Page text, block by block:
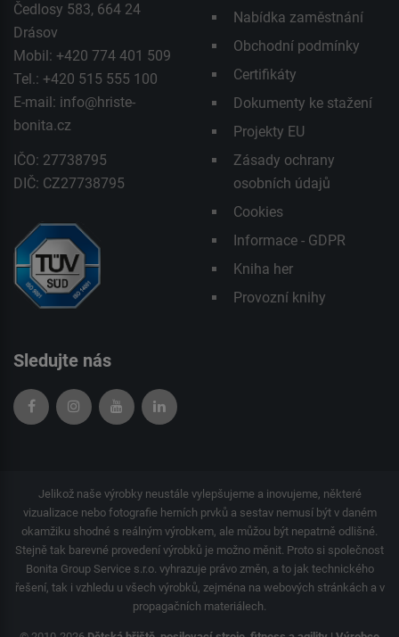
Čedlosy 583, 664 24
Drásov
Mobil: +420 774 401 509
Tel.: +420 515 555 100
E-mail: info@hriste-
bonita.cz
IČO: 27738795
DIČ: CZ27738795
Nabídka zaměstnání
Obchodní podmínky
Certifikáty
Dokumenty ke stažení
Projekty EU
Zásady ochrany
osobních údajů
Cookies
Informace - GDPR
Kniha her
Provozní knihy
Sledujte nás
Jelikož naše výrobky neustále vylepšujeme a inovujeme, některé
vizualizace nebo fotografie herních prvků a sestav nemusí být v daném
okamžiku shodné s reálným výrobkem, ale můžou být nepatrně odlišné.
Stejně tak barevné provedení výrobků je možno měnit. Proto si společnost
Bonita Group Service s.r.o. vyhrazuje právo změn, a to jak technického
řešení, tak i vzhledu u všech výrobků, zejména na webových stránkách a v
propagačních materiálech.